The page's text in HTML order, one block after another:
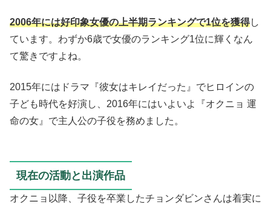
2006年には好印象女優の上半期ランキングで1位を獲得し
ています。わずか6歳で女優のランキング1位に輝くなん
て驚きですよね。
2015年にはドラマ『彼女はキレイだった』でヒロインの
子ども時代を好演し、2016年にはいよいよ『オクニョ 運
命の女』で主人公の子役を務めました。
現在の活動と出演作品
オクニョ以降、子役を卒業したチョンダビンさんは着実に